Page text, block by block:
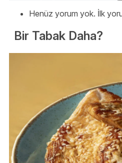
Henüz yorum yok. İlk
Bir Tabak Daha?